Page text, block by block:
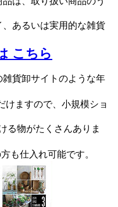
あるいは実用的な雑貨
こちら
貨卸サイトのような年
けますので、小規模ショ
る物がたくさんありま
も仕入れ可能です。